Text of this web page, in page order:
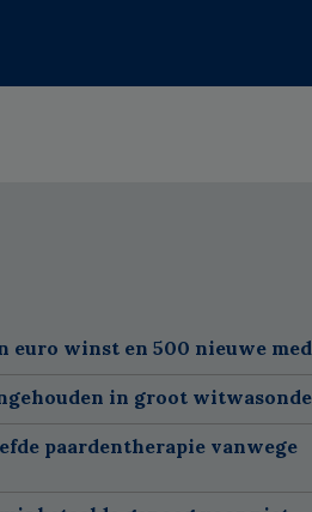
euro winst en 500 nieuwe
in groot
paardentherapie vanwege